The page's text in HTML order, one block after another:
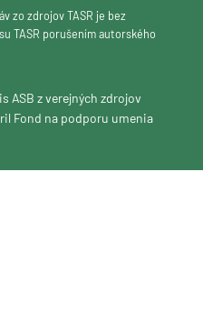
zo zdrojov TASR je bez
TASR porušením autorského
ASB z verejných zdrojov
Fond na podporu umenia